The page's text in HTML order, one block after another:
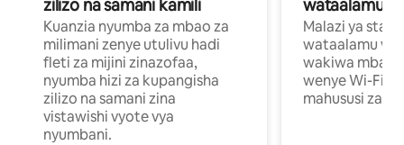
zilizo na samani kamili
Kuanzia nyumba za mbao za
milimani zenye utulivu hadi
fleti za mijini zinazofaa,
nyumba hizi za kupangisha
zilizo na samani zina
vistawishi vyote vya
nyumbani.
wataalamu
Malazi ya
wataalamu
wakiwa mbali
wenye Wi-Fi
mahususi za